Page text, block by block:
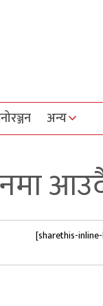
अन्य
[sharethis-